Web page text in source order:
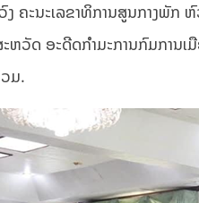
ງ ຄະນະເລຂາທິການສູນກາງພັກ
ະຫວັດ ອະດີດກຳມະການກົມກາ
ມ.